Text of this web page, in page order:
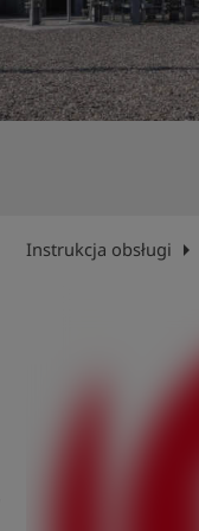
Instrukcja obsługi arrow_right